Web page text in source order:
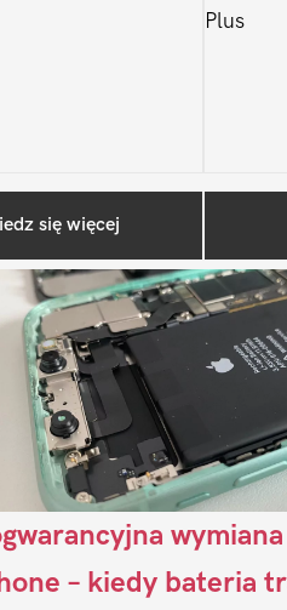
się więcej
Plus
Ostatnio na
– kiedy bateria